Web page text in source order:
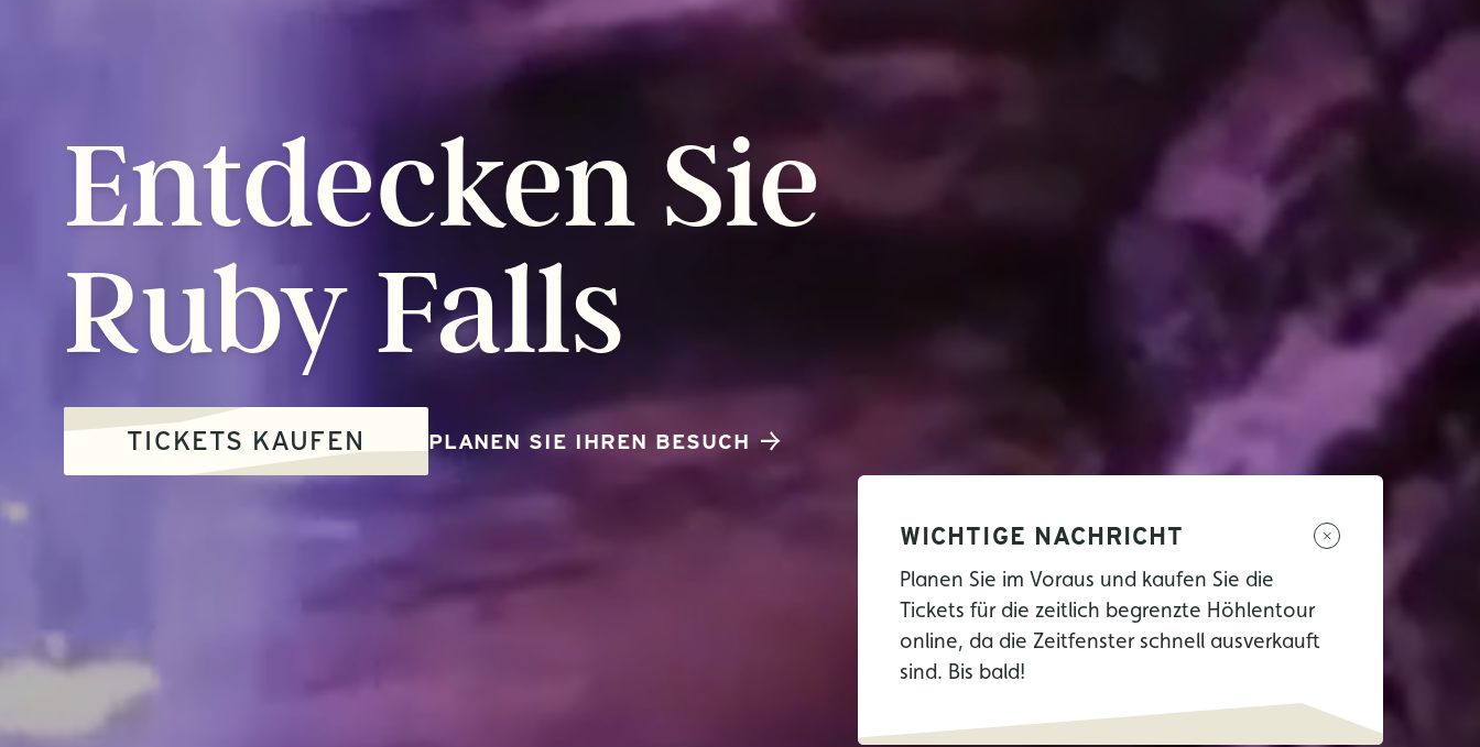
Entdecken Sie
Ruby Falls
TICKETS KAUFEN PLANEN SIE IHREN BESUCH
WICHTIGE NACHRICHT
Planen Sie im Voraus und kaufen Sie die
Tickets für die zeitlich begrenzte Höhlentour
online, da die Zeitfenster schnell ausverkauft
sind. Bis bald!